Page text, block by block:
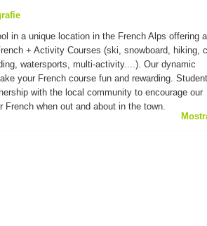
in a unique location in the French Alps offering
+ Activity Courses (ski, snowboard, hiking,
watersports, multi-activity....). Our dynamic
your French course fun and rewarding.
with the local community to encourage our
French when out and about in the town.